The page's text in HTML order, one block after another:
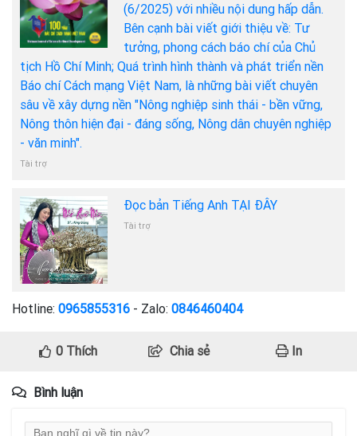
(6/2025) với nhiều nội dung hấp dẫn.
Bên cạnh bài viết giới thiệu về: Tư
tưởng, phong cách báo chí của Chủ
tịch Hồ Chí Minh; Quá trình hình thành và phát triển nền
Báo chí Cách mạng Việt Nam, là những bài viết chuyên
sâu về xây dựng nền "Nông nghiệp sinh thái - bền vững,
Nông thôn hiện đại - đáng sống, Nông dân chuyên nghiệp
- văn minh".
Tài trợ
Đọc bản Tiếng Anh TẠI ĐÂY
Tài trợ
Hotline: 0965855316 - Zalo: 0846460404
0Thích Chia sẻ In
Bình luận